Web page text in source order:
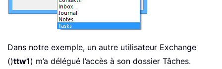
Dans notre exemple, un autre utilisateur Exchange
()ttw1) m’a délégué l’accès à son dossier Tâches.